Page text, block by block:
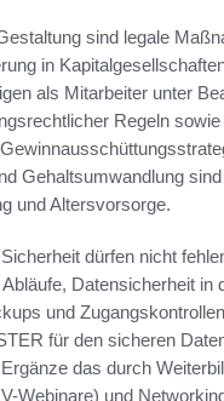
sind legale
in
als Mitarbeiter unter
Regeln
Gehaltsumwandlung
und Altersvorsorge.
dürfen nicht
Datensicherheit in
und
für den sicheren
das durch
Webinare) und